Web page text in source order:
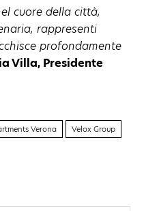
cuore della città,
rappresenti
profondamente
Villa, Presidente
Verona Velox Group